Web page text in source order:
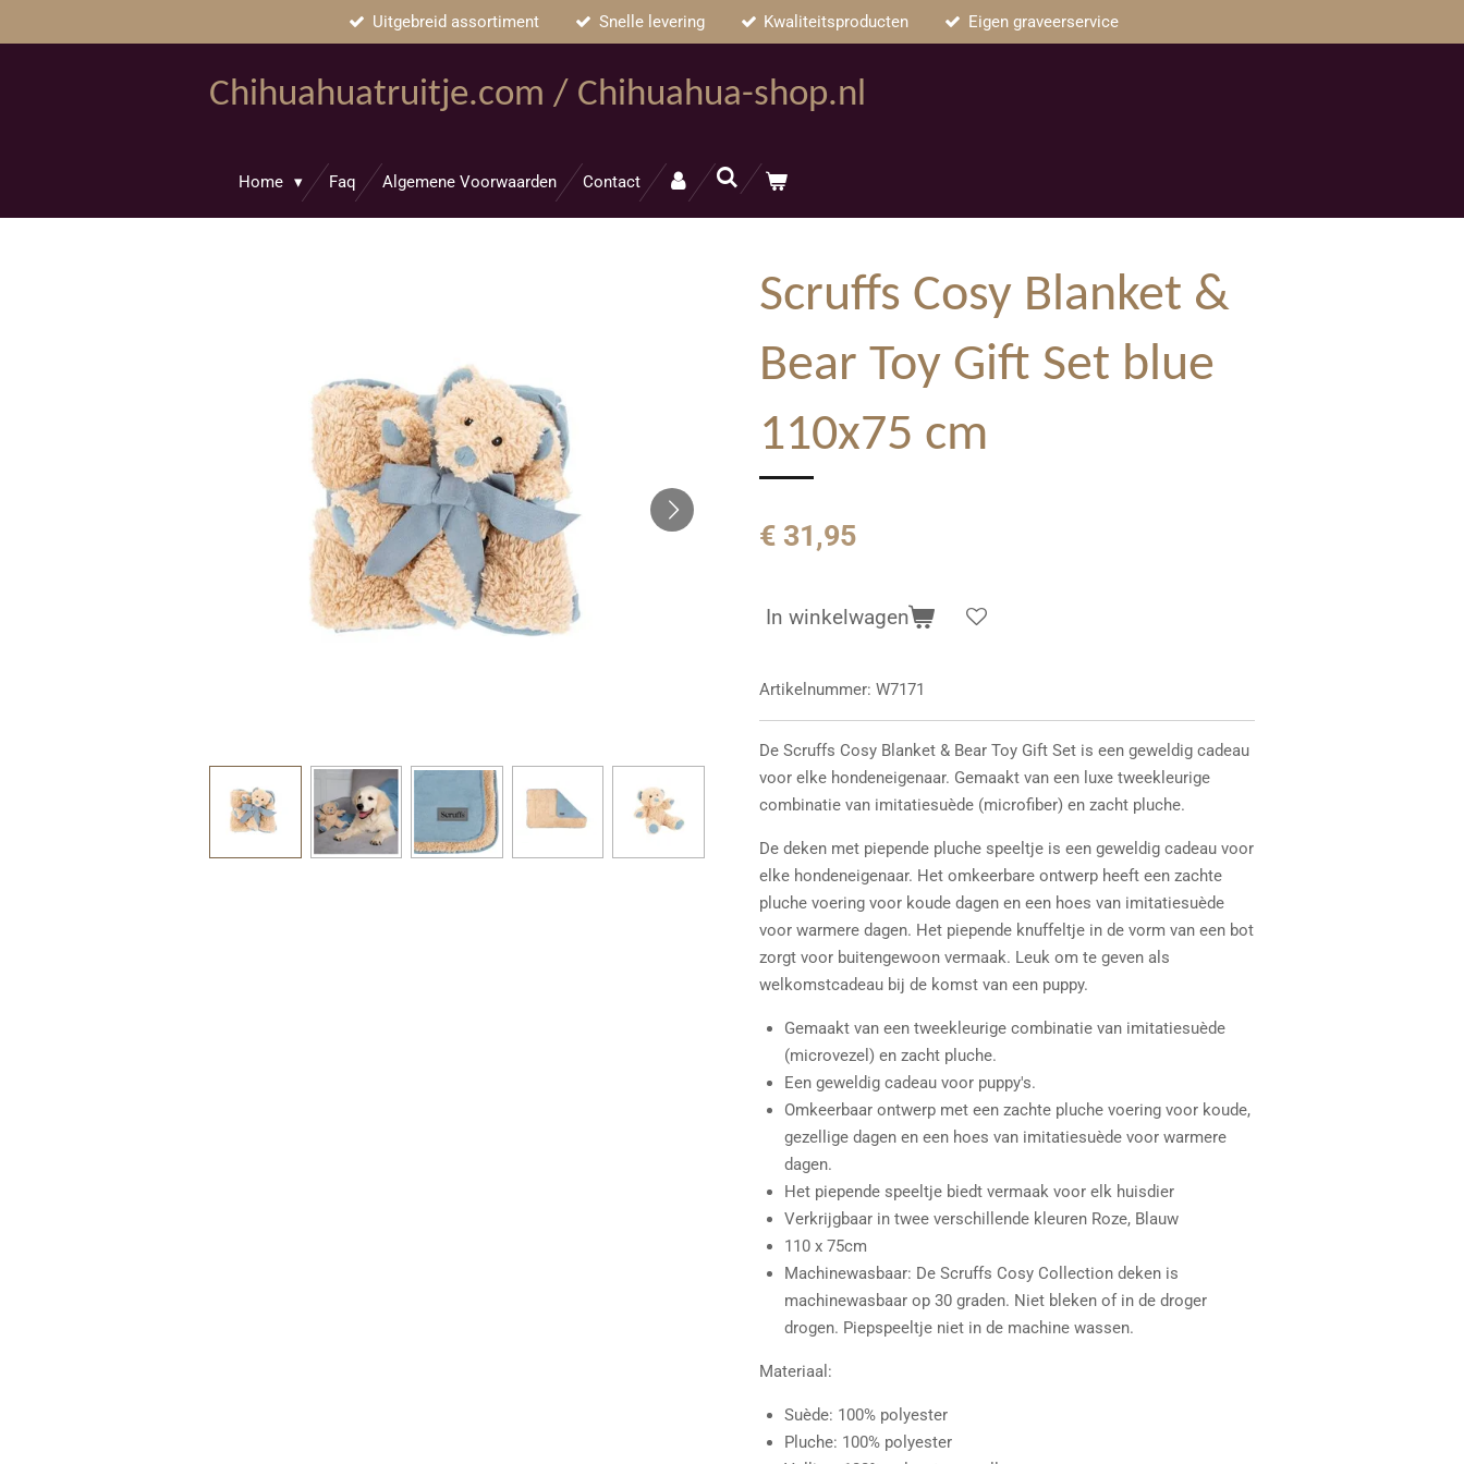
Uitgebreid assortiment Snelle levering Kwaliteitsproducten Eigen graveerservice
Chihuahuatruitje.com / Chihuahua-shop.nl
Home Faq Algemene Voorwaarden Contact
Scruffs Cosy Blanket &
Bear Toy Gift Set blue
110x75 cm
€ 31,95
In winkelwagen
Artikelnummer: W7171
De Scruffs Cosy Blanket & Bear Toy Gift Set is een geweldig cadeau
voor elke hondeneigenaar. Gemaakt van een luxe tweekleurige
combinatie van imitatiesuède (microfiber) en zacht pluche.
De deken met piepende pluche speeltje is een geweldig cadeau voor
elke hondeneigenaar. Het omkeerbare ontwerp heeft een zachte
pluche voering voor koude dagen en een hoes van imitatiesuède
voor warmere dagen. Het piepende knuffeltje in de vorm van een bot
zorgt voor buitengewoon vermaak. Leuk om te geven als
welkomstcadeau bij de komst van een puppy.
Gemaakt van een tweekleurige combinatie van imitatiesuède
(microvezel) en zacht pluche.
Een geweldig cadeau voor puppy's.
Omkeerbaar ontwerp met een zachte pluche voering voor koude,
gezellige dagen en een hoes van imitatiesuède voor warmere
dagen.
Het piepende speeltje biedt vermaak voor elk huisdier
Verkrijgbaar in twee verschillende kleuren Roze, Blauw
110 x 75cm
Machinewasbaar: De Scruffs Cosy Collection deken is
machinewasbaar op 30 graden. Niet bleken of in de droger
drogen. Piepspeeltje niet in de machine wassen.
Materiaal:
Suède: 100% polyester
Pluche: 100% polyester